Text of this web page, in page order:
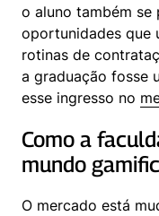
o aluno também se
oportunidades que
rotinas de
a graduação fosse
esse ingresso no
Como a
mundo
O mercado está